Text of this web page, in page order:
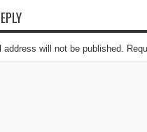
address will not be published.